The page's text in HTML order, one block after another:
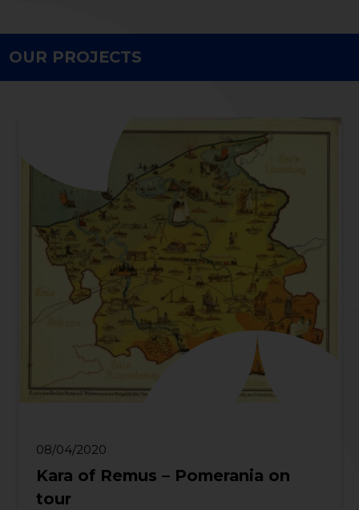
OUR PROJECTS
08/04/2020
Kara of Remus – Pomerania on
tour